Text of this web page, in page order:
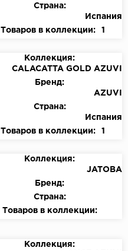
Страна:
Испания
Товаров в коллекции:
1
Коллекция:
CALACATTA GOLD AZUVI
Бренд:
AZUVI
Страна:
Испания
Товаров в коллекции:
1
Коллекция:
JATOBA
Бренд:
Страна:
Товаров в коллекции:
Коллекция: